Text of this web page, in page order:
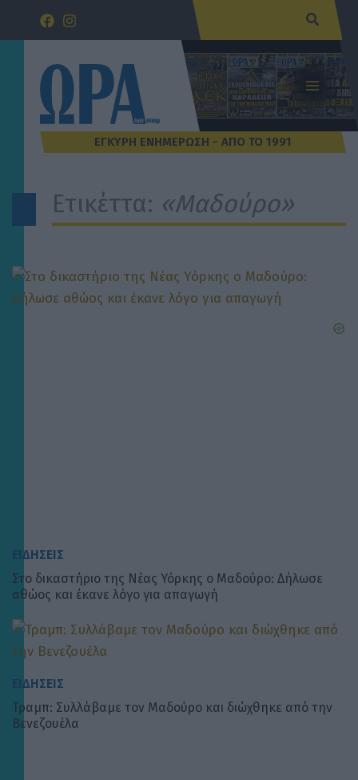
Μετάβαση
Ετικέττα: «Μαδούρο»
ΕΙΔΗΣΕΙΣ
Στο δικαστήριο της Νέας Υόρκης ο Μαδούρο: Δήλωσε
αθώος και έκανε λόγο για απαγωγή
ΕΙΔΗΣΕΙΣ
Τραμπ: Συλλάβαμε τον Μαδούρο και διώχθηκε από την
Βενεζουέλα